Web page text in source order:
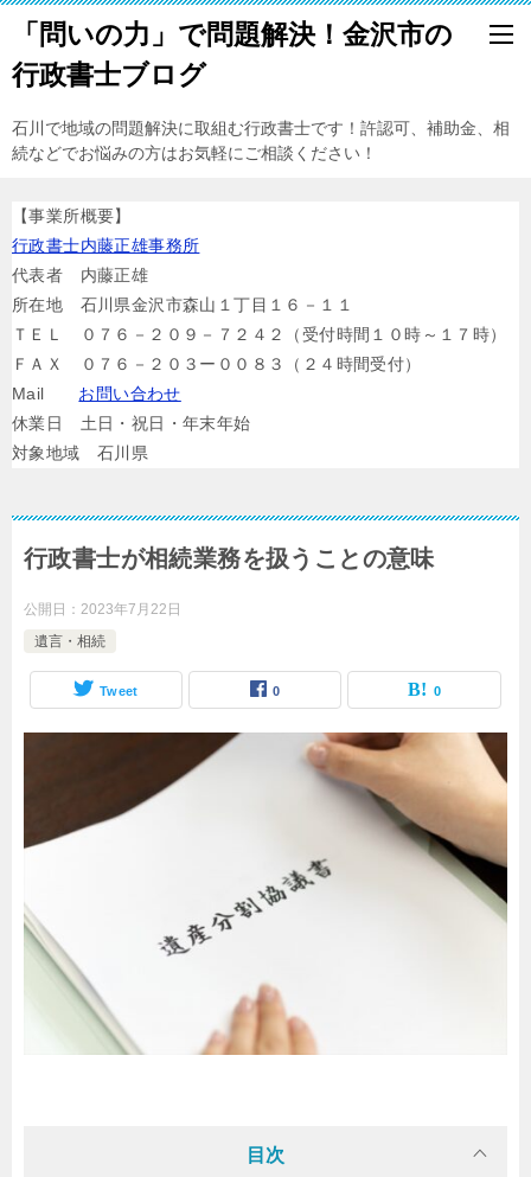
「問いの力」で問題解決！金沢市の
行政書士ブログ
石川で地域の問題解決に取組む行政書士です！許認可、補助金、相
続などでお悩みの方はお気軽にご相談ください！
【事業所概要】
行政書士内藤正雄事務所
代表者 内藤正雄
所在地 石川県金沢市森山１丁目１６－１１
ＴＥＬ ０７６－２０９－７２４２（受付時間１０時～１７時）
ＦＡＸ ０７６－２０３ー００８３（２４時間受付）
Mail お問い合わせ
休業日 土日・祝日・年末年始
対象地域 石川県
行政書士が相続業務を扱うことの意味
公開日： 2023年7月22日
遺言・相続
Tweet 0 0
目次